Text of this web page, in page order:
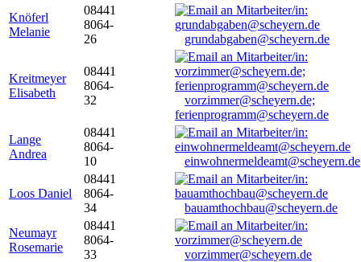
Knöferl
Melanie
08441
8064-
26
grundabgaben@scheyern.de
Kreitmeyer
Elisabeth
08441
8064-
32
vorzimmer@scheyern.de;
ferienprogramm@scheyern.de
Lange
Andrea
08441
8064-
10
einwohnermeldeamt@scheyern.de
Loos Daniel
08441
8064-
34
bauamthochbau@scheyern.de
Neumayr
Rosemarie
08441
8064-
33
vorzimmer@scheyern.de